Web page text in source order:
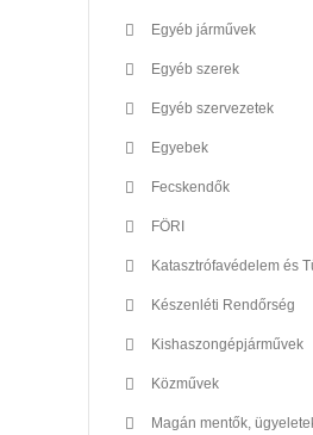
Egyéb járművek
Egyéb szerek
Egyéb szervezetek
Egyebek
Fecskendők
FÖRI
Katasztrófavédelem és
Készenléti Rendőrség
Kishaszongépjárművek
Közművek
Magán mentők,